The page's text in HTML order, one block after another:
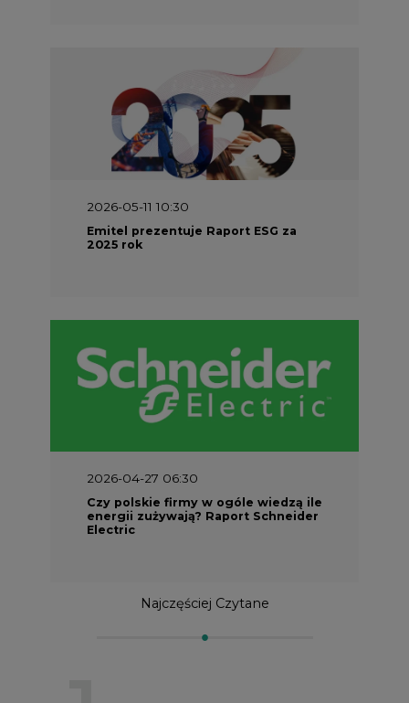
2026-05-11 10:30
Emitel prezentuje Raport ESG za
2025 rok
2026-04-27 06:30
Electric